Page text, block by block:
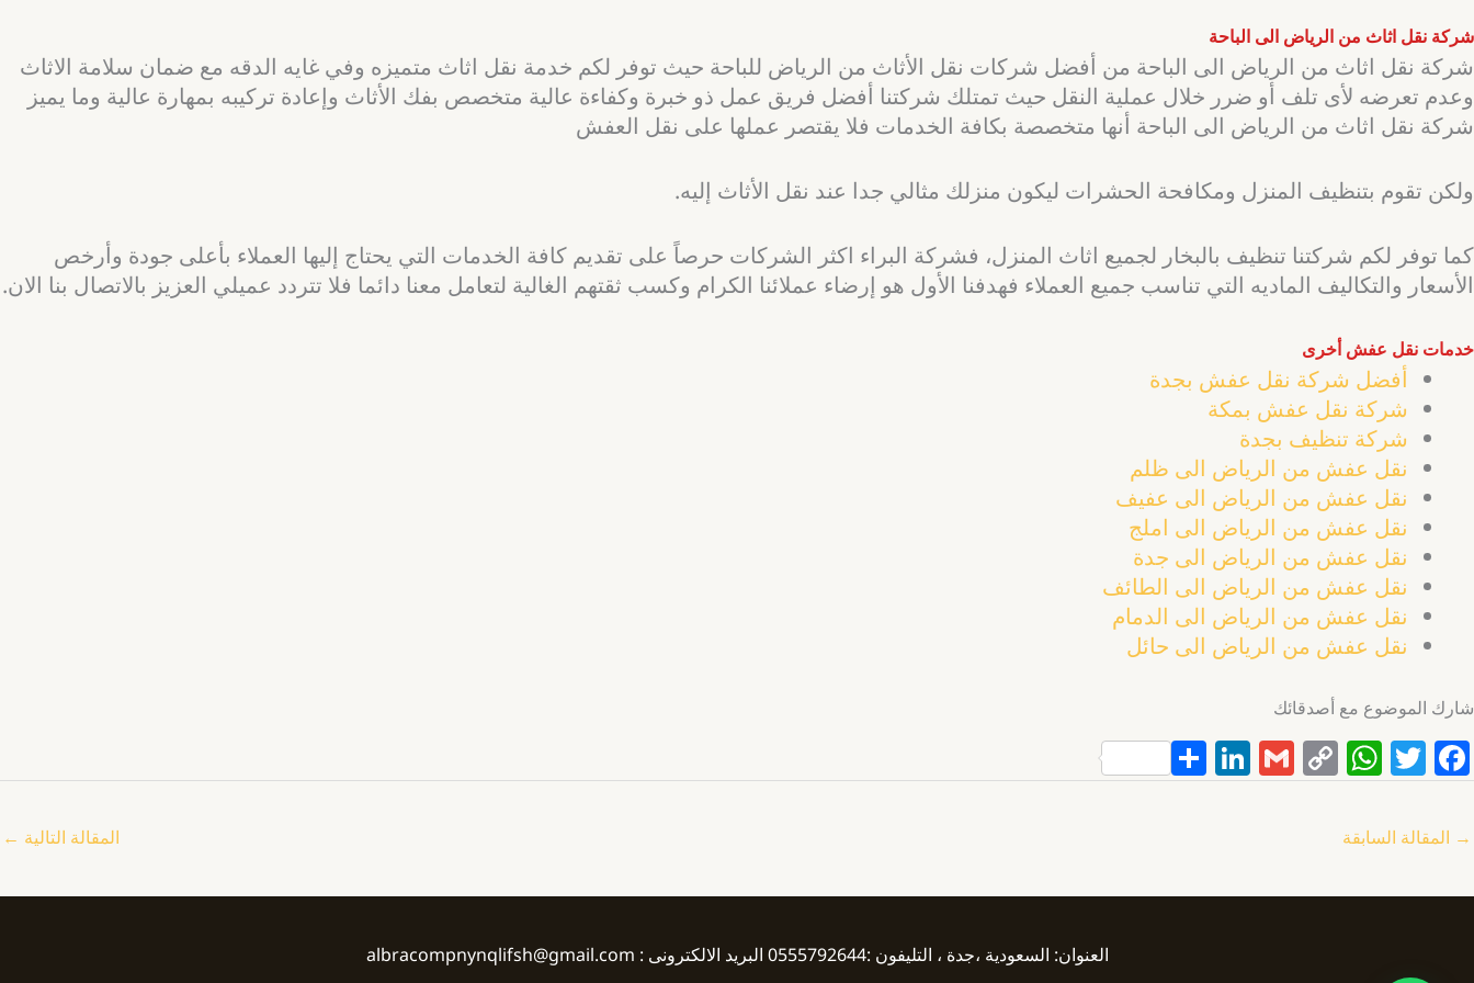
شركة نقل اثاث من الرياض الى الباحة
شركة نقل اثاث من الرياض الى الباحة من أفضل شركات نقل الأثاث من الرياض للباحة حيث توفر لكم خدمة نقل اثاث متميزه وفي غايه الدقه مع ضمان سلامة الاثاث
وعدم تعرضه لأى تلف أو ضرر خلال عملية النقل حيث تمتلك شركتنا أفضل فريق عمل ذو خبرة وكفاءة عالية متخصص بفك الأثاث وإعادة تركيبه بمهارة عالية وما يميز
شركة نقل اثاث من الرياض الى الباحة أنها متخصصة بكافة الخدمات فلا يقتصر عملها على نقل العفش
ولكن تقوم بتنظيف المنزل ومكافحة الحشرات ليكون منزلك مثالي جدا عند نقل الأثاث إليه.
كما توفر لكم شركتنا تنظيف بالبخار لجميع اثاث المنزل، فشركة البراء اكثر الشركات حرصاً على تقديم كافة الخدمات التي يحتاج إليها العملاء بأعلى جودة وأرخص
الأسعار والتكاليف الماديه التي تناسب جميع العملاء فهدفنا الأول هو إرضاء عملائنا الكرام وكسب ثقتهم الغالية لتعامل معنا دائما فلا تتردد عميلي العزيز بالاتصال بنا الان.
خدمات نقل عفش أخرى
أفضل شركة نقل عفش بجدة
شركة نقل عفش بمكة
شركة تنظيف بجدة
نقل عفش من الرياض الى ظلم
نقل عفش من الرياض الى عفيف
نقل عفش من الرياض الى املج
نقل عفش من الرياض الى جدة
نقل عفش من الرياض الى الطائف
نقل عفش من الرياض الى الدمام
نقل عفش من الرياض الى حائل
شارك الموضوع مع أصدقائك
F
a
c
b
o
T
w
itt
W
h
at
A
C
o
Li
G
m
Li
n
dI
S
h
→ المقالة السابقة المقالة التالية ←
العنوان: السعودية ،جدة ، التليفون :0555792644 البريد الالكترونى : albracompnynqlifsh@gmail.com